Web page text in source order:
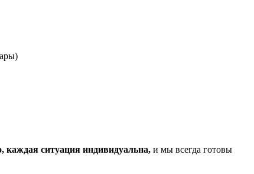
каждая ситуация индивидуальна, и мы всегда готовы